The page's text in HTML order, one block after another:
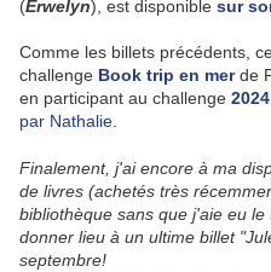
(Erwelyn), est disponible sur
Comme les billets précédents,
challenge Book trip en merde
en participant au challenge
par Nathalie
Finalement, j'ai encore à ma
de livres (achetés très
bibliothèque sans que j'aie eu
donner lieu à un ultime billet
septembre!